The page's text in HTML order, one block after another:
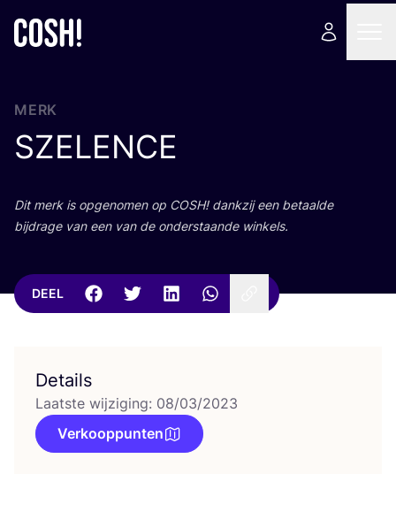
MERK
SZELENCE
Dit merk is opge­no­men op COSH! dank­zij een betaal­de
bij­dra­ge van een van de onder­staan­de winkels.
DEEL
Details
Laatste wijziging: 08/03/2023
Verkooppunten